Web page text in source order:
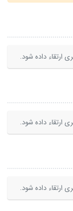
ارتقاء داده شود.
ارتقاء داده شود.
ارتقاء داده شود.